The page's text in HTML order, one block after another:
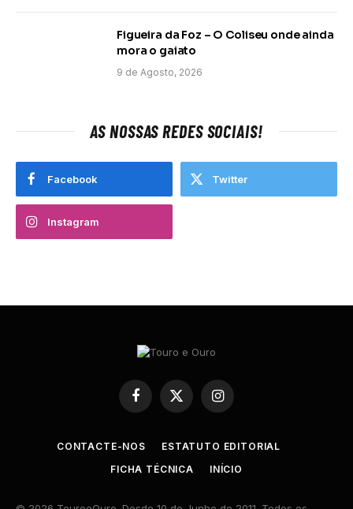
Figueira da Foz – O Coliseu onde ainda
mora o gaiato
9 de Agosto, 2026
AS NOSSAS REDES SOCIAIS!
Facebook Twitter
Instagram
Facebook
X
Instagram
CONTACTE-NOS
ESTATUTO EDITORIAL
FICHA TÉCNICA
INÍCIO